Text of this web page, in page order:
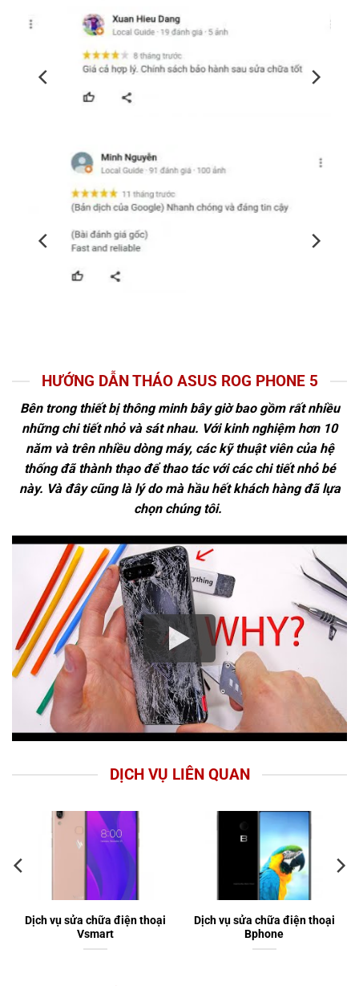
HƯỚNG DẪN THÁO ASUS ROG PHONE 5
Bên trong thiết bị thông minh bây giờ bao gồm rất nhiều
những chi tiết nhỏ và sát nhau. Với kinh nghiệm hơn 10
năm và trên nhiều dòng máy, các kỹ thuật viên của hệ
thống đã thành thạo để thao tác với các chi tiết nhỏ bé
này. Và đây cũng là lý do mà hầu hết khách hàng đã lựa
chọn chúng tôi.
DỊCH VỤ LIÊN QUAN
Dịch vụ sửa chữa điện thoại
Vsmart
Dịch vụ sửa chữa điện thoại
Bphone